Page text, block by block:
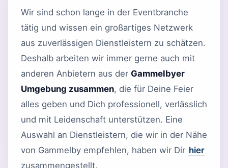
Wir sind schon lange in der Eventbranche
tätig und wissen ein großartiges Netzwerk
aus zuverlässigen Dienstleistern zu schätzen.
Deshalb arbeiten wir immer gerne auch mit
anderen Anbietern aus der Gammelbyer
Umgebung zusammen, die für Deine Feier
alles geben und Dich professionell, verlässlich
und mit Leidenschaft unterstützen. Eine
Auswahl an Dienstleistern, die wir in der Nähe
von Gammelby empfehlen, haben wir Dir hier
zusammengestellt.